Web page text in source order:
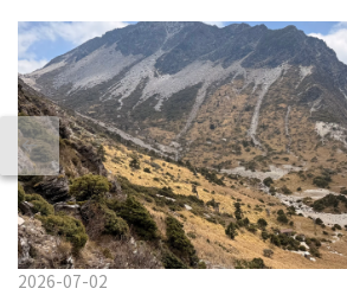
2026-07-02